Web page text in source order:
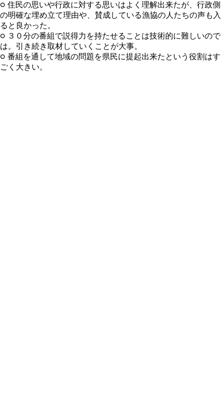
○ 住民の思いや行政に対する思いはよく理解出来たが、行政側
の明確な埋め立て理由や、賛成している漁協の人たちの声も入
ると良かった。
○ ３０分の番組で説得力を持たせることは技術的に難しいので
は。引き続き取材していくことが大事。
○ 番組を通して地域の問題を県民に提起出来たという役割はす
ごく大きい。